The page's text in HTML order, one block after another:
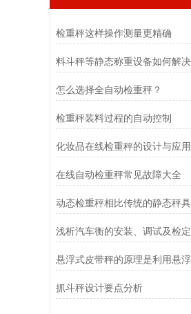
检重秤这样操作测量更精确
怎么选择全自动检重秤？
检重秤装料过程的自动控制
化妆品在线检重秤的设计与应用
在线自动检重秤常见故障大全
浅析汽车衡的安装、调试及检定
抓斗秤设计要点分析